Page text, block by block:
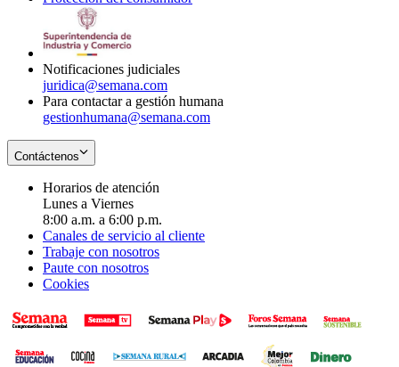
Notificaciones judiciales
juridica@semana.com
Para contactar a gestión humana
gestionhumana@semana.com
Contáctenos
Horarios de atención
Lunes a Viernes
8:00 a.m. a 6:00 p.m.
Canales de servicio al cliente
Trabaje con nosotros
Paute con nosotros
Cookies